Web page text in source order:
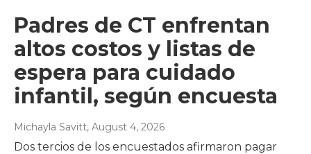
Padres de CT enfrentan
altos costos y listas de
espera para cuidado
infantil, según encuesta
Michayla Savitt, August 4, 2026
Dos tercios de los encuestados afirmaron pagar